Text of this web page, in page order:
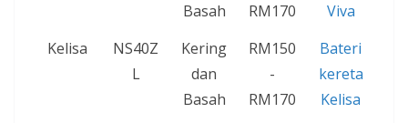
Basah
RM170
Viva
Kelisa
NS40Z
L
Kering
dan
Basah
RM150
-
RM170
Bateri
kereta
Kelisa